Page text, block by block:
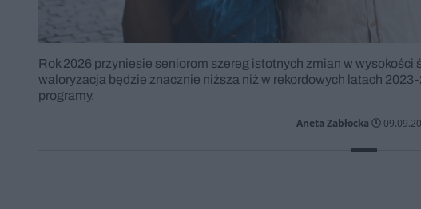
Rok 2026 przyniesie seniorom szereg istotnych zmian w
waloryzacja będzie znacznie niższa niż w rekordowych latach
programy.
Aneta Zabłocka